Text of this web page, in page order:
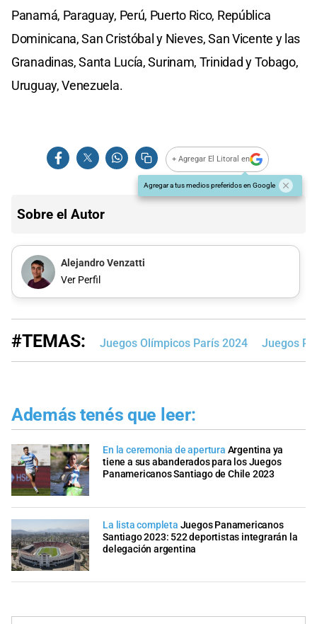
Panamá, Paraguay, Perú, Puerto Rico, República
Dominicana, San Cristóbal y Nieves, San Vicente y las
Granadinas, Santa Lucía, Surinam, Trinidad y Tobago,
Uruguay, Venezuela.
+ Agregar El Litoral en
Agregar a tus medios preferidos en Google
Sobre el Autor
Alejandro Venzatti
Ver Perfil
#TEMAS: Juegos Olímpicos París 2024 Juegos
Además tenés que leer:
En la ceremonia de apertura Argentina ya
tiene a sus abanderados para los Juegos
Panamericanos Santiago de Chile 2023
La lista completa Juegos Panamericanos
Santiago 2023: 522 deportistas integrarán la
delegación argentina